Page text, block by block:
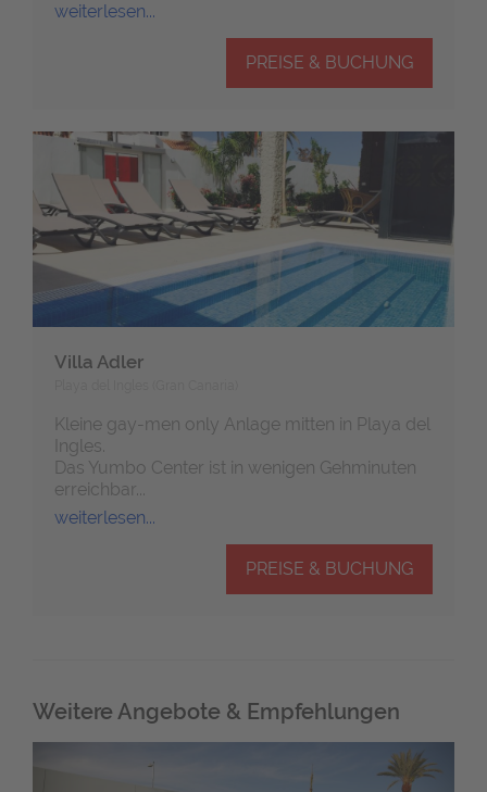
weiterlesen...
PREISE & BUCHUNG
Villa Adler
Kleine gay-men only Anlage mitten in Playa del
Ingles.
Das Yumbo Center ist in wenigen Gehminuten
erreichbar...
weiterlesen...
PREISE & BUCHUNG
Weitere Angebote & Empfehlungen